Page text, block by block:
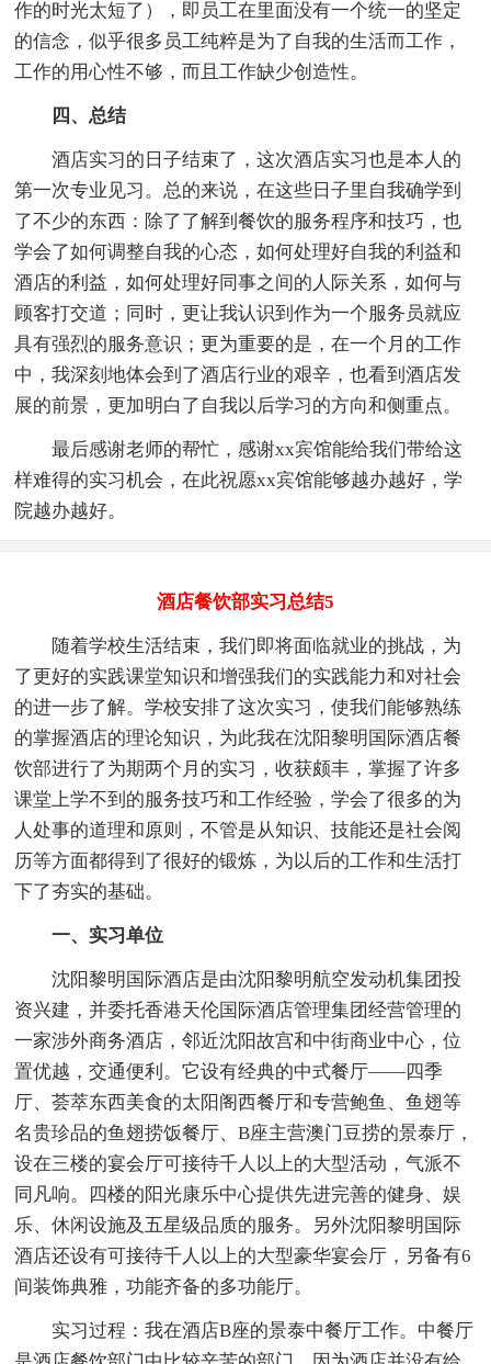
作的时光太短了），即员工在里面没有一个统一的坚定
的信念，似乎很多员工纯粹是为了自我的生活而工作，
工作的用心性不够，而且工作缺少创造性。
四、总结
酒店实习的日子结束了，这次酒店实习也是本人的
第一次专业见习。总的来说，在这些日子里自我确学到
了不少的东西：除了了解到餐饮的服务程序和技巧，也
学会了如何调整自我的心态，如何处理好自我的利益和
酒店的利益，如何处理好同事之间的人际关系，如何与
顾客打交道；同时，更让我认识到作为一个服务员就应
具有强烈的服务意识；更为重要的是，在一个月的工作
中，我深刻地体会到了酒店行业的艰辛，也看到酒店发
展的前景，更加明白了自我以后学习的方向和侧重点。
最后感谢老师的帮忙，感谢xx宾馆能给我们带给这
样难得的实习机会，在此祝愿xx宾馆能够越办越好，学
院越办越好。
酒店餐饮部实习总结5
随着学校生活结束，我们即将面临就业的挑战，为
了更好的实践课堂知识和增强我们的实践能力和对社会
的进一步了解。学校安排了这次实习，使我们能够熟练
的掌握酒店的理论知识，为此我在沈阳黎明国际酒店餐
饮部进行了为期两个月的实习，收获颇丰，掌握了许多
课堂上学不到的服务技巧和工作经验，学会了很多的为
人处事的道理和原则，不管是从知识、技能还是社会阅
历等方面都得到了很好的锻炼，为以后的工作和生活打
下了夯实的基础。
一、实习单位
沈阳黎明国际酒店是由沈阳黎明航空发动机集团投
资兴建，并委托香港天伦国际酒店管理集团经营管理的
一家涉外商务酒店，邻近沈阳故宫和中街商业中心，位
置优越，交通便利。它设有经典的中式餐厅——四季
厅、荟萃东西美食的太阳阁西餐厅和专营鲍鱼、鱼翅等
名贵珍品的鱼翅捞饭餐厅、B座主营澳门豆捞的景泰厅，
设在三楼的宴会厅可接待千人以上的大型活动，气派不
同凡响。四楼的阳光康乐中心提供先进完善的健身、娱
乐、休闲设施及五星级品质的服务。另外沈阳黎明国际
酒店还设有可接待千人以上的大型豪华宴会厅，另备有6
间装饰典雅，功能齐备的多功能厅。
实习过程：我在酒店B座的景泰中餐厅工作。中餐厅